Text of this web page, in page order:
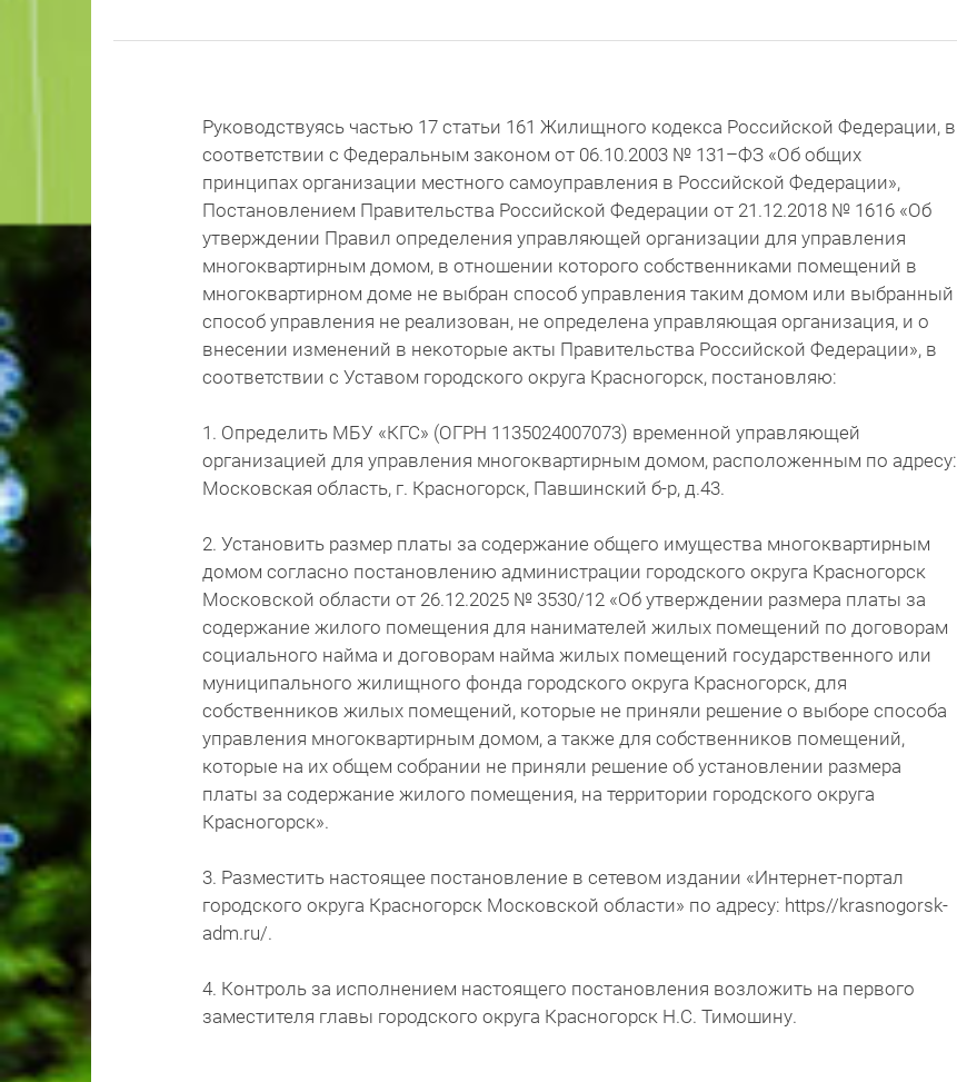
Руководствуясь частью 17 статьи 161 Жилищного кодекса Российской Федерации, в
соответствии с Федеральным законом от 06.10.2003 № 131–ФЗ «Об общих
принципах организации местного самоуправления в Российской Федерации»,
Постановлением Правительства Российской Федерации от 21.12.2018 № 1616 «Об
утверждении Правил определения управляющей организации для управления
многоквартирным домом, в отношении которого собственниками помещений в
многоквартирном доме не выбран способ управления таким домом или выбранный
способ управления не реализован, не определена управляющая организация, и о
внесении изменений в некоторые акты Правительства Российской Федерации», в
соответствии с Уставом городского округа Красногорск, постановляю:
1. Определить МБУ «КГС» (ОГРН 1135024007073) временной управляющей
организацией для управления многоквартирным домом, расположенным по адресу:
Московская область, г. Красногорск, Павшинский б-р, д.43.
2. Установить размер платы за содержание общего имущества многоквартирным
домом согласно постановлению администрации городского округа Красногорск
Московской области от 26.12.2025 № 3530/12 «Об утверждении размера платы за
содержание жилого помещения для нанимателей жилых помещений по договорам
социального найма и договорам найма жилых помещений государственного или
муниципального жилищного фонда городского округа Красногорск, для
собственников жилых помещений, которые не приняли решение о выборе способа
управления многоквартирным домом, а также для собственников помещений,
которые на их общем собрании не приняли решение об установлении размера
платы за содержание жилого помещения, на территории городского округа
Красногорск».
3. Разместить настоящее постановление в сетевом издании «Интернет-портал
городского округа Красногорск Московской области» по адресу: https//krasnogorsk-
adm.ru/.
4. Контроль за исполнением настоящего постановления возложить на первого
заместителя главы городского округа Красногорск Н.С. Тимошину.